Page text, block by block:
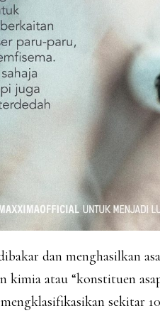
dan menghasilkan
atau “konstituen
sekitar